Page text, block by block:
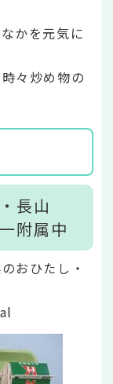
かを元気に
々炒め物の
長山
附属中
おひたし・